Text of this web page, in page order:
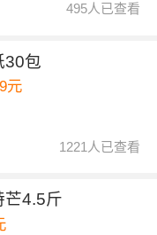
495人已查看
30包
元
1221人已查看
芒4.5斤